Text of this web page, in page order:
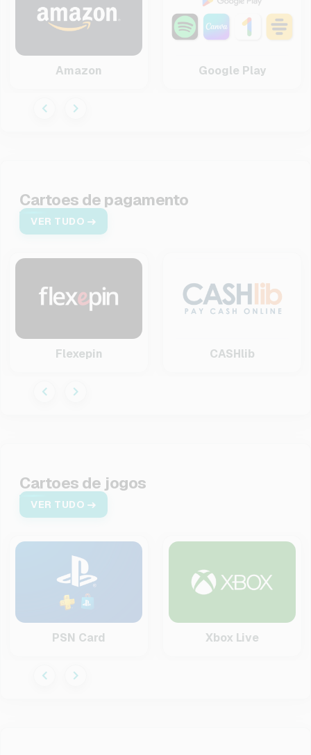
Amazon Google Play
Cartoes de pagamento
VER TUDO
Flexepin CASHlib
Cartoes de jogos
VER TUDO
PSN Card Xbox Live